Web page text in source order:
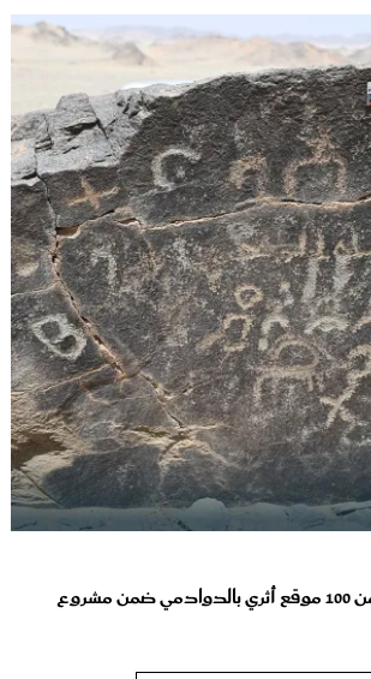
اكتشاف أكثر من 100 موقع أثري بالدوادمي ضمن مشروع